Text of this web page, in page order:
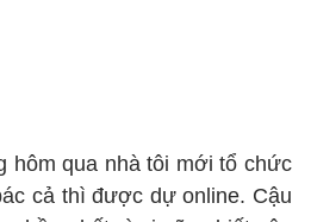
hôm qua nhà tôi mới tổ chức
cả thì được dự online. Cậu